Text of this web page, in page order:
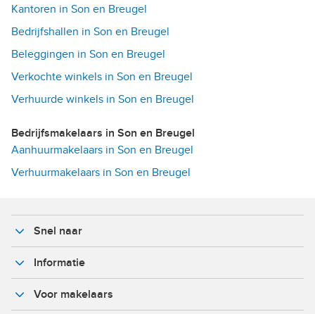
Kantoren in Son en Breugel
Bedrijfshallen in Son en Breugel
Beleggingen in Son en Breugel
Verkochte winkels in Son en Breugel
Verhuurde winkels in Son en Breugel
Bedrijfsmakelaars in Son en Breugel
Aanhuurmakelaars in Son en Breugel
Verhuurmakelaars in Son en Breugel
Snel naar
Informatie
Voor makelaars